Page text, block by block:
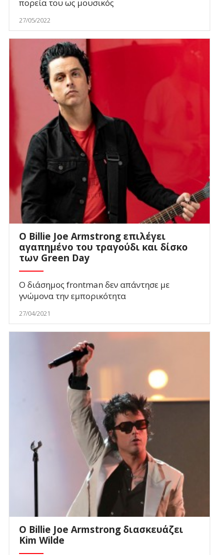
πορεία του ως μουσικός
27/05/2022
O Billie Joe Armstrong επιλέγει
αγαπημένο του τραγούδι και δίσκο
των Green Day
Ο διάσημος frontman δεν απάντησε με
γνώμονα την εμπορικότητα
27/04/2021
Ο Billie Joe Armstrong διασκευάζει
Kim Wilde